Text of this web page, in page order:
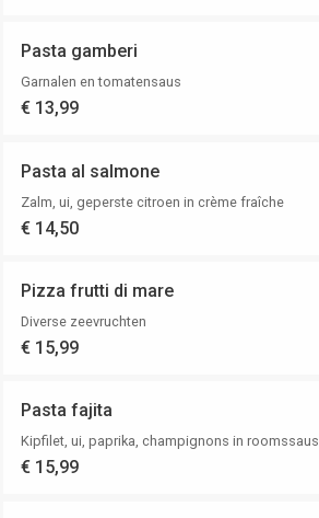
Pasta gamberi
Garnalen en tomatensaus
€ 13,99
Pasta al salmone
Zalm, ui, geperste citroen in crème fraîche
€ 14,50
Pizza frutti di mare
Diverse zeevruchten
€ 15,99
Pasta fajita
Kipfilet, ui, paprika, champignons in roomssaus
€ 15,99